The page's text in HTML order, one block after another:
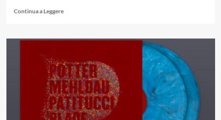
Continua a LeggereLeggi
su
di
Joe
Henderson
Feat.
Alice
Coltrane,